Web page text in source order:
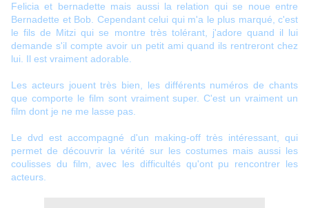
Felicia et bernadette mais aussi la relation qui se noue entre
Bernadette et Bob. Cependant celui qui m'a le plus marqué, c'est
le fils de Mitzi qui se montre très tolérant, j'adore quand il lui
demande s'il compte avoir un petit ami quand ils rentreront chez
lui. Il est vraiment adorable.
Les acteurs jouent très bien, les différents numéros de chants
que comporte le film sont vraiment super. C'est un vraiment un
film dont je ne me lasse pas.
Le dvd est accompagné d'un making-off très intéressant, qui
permet de découvrir la vérité sur les costumes mais aussi les
coulisses du film, avec les difficultés qu'ont pu rencontrer les
acteurs.